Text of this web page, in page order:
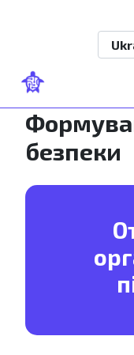
Перейти до основного
безпеки